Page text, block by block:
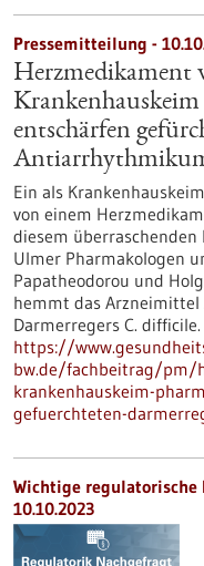
Pressemitteilung -
Herzmedikament
entschärfen
Ein als
von einem
diesem überraschenden
Ulmer Pharmakologen
Papatheodorou und
hemmt das
Darmerregers C. difficile.
https://
bw.de/fachbeitrag/pm/
krankenhauskeim-
gefuerchteten-
Wichtige
10.10.2023